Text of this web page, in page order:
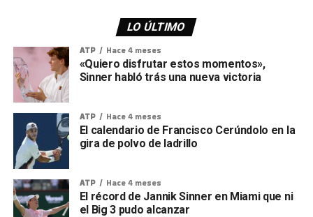
LO ÚLTIMO
ATP Hace 4 meses
«Quiero disfrutar estos momentos»,
Sinner habló trás una nueva victoria
ATP Hace 4 meses
El calendario de Francisco Cerúndolo en la
gira de polvo de ladrillo
ATP Hace 4 meses
El récord de Jannik Sinner en Miami que ni
el Big 3 pudo alcanzar